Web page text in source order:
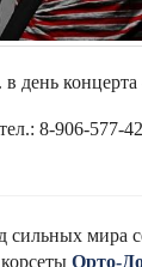
день концерта
8-906-577-
сильных мира
Орто-